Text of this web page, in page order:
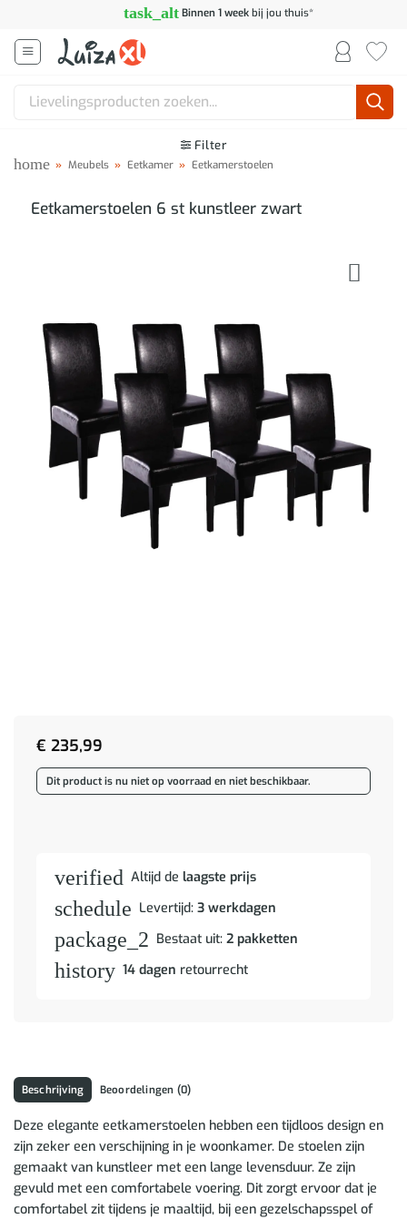
inhoud
task_alt Binnen 1 weekbij jou thuis*
Zoeken
Filter
home » Meubels » Eetkamer » Eetkamerstoelen
Eetkamerstoelen 6 st kunstleer zwart
€ 235,99
Dit product is nu niet op voorraad en niet beschikbaar.
verified Altijd de laagste prijs
schedule Levertijd: 3 werkdagen
package_2 Bestaat uit: 2 pakketten
history 14 dagen retourrecht
Beschrijving Beoordelingen (0)
Deze elegante eetkamerstoelen hebben een tijdloos design en
zijn zeker een verschijning in je woonkamer. De stoelen zijn
gemaakt van kunstleer met een lange levensduur. Ze zijn
gevuld met een comfortabele voering. Dit zorgt ervoor dat je
comfortabel zit tijdens je maaltijd, bij een gezelschapsspel of